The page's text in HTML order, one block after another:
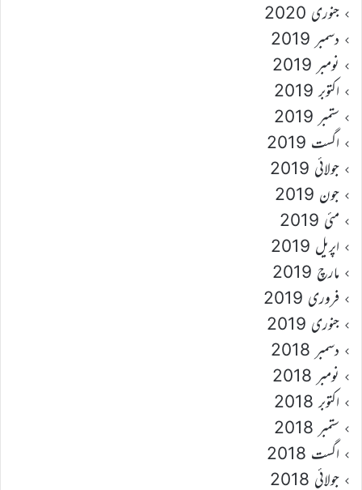
جنوری 2020
دسمبر 2019
نومبر 2019
اکتوبر 2019
ستمبر 2019
اگست 2019
جولائی 2019
جون 2019
مئی 2019
اپریل 2019
مارچ 2019
فروری 2019
جنوری 2019
دسمبر 2018
نومبر 2018
اکتوبر 2018
ستمبر 2018
اگست 2018
جولائی 2018